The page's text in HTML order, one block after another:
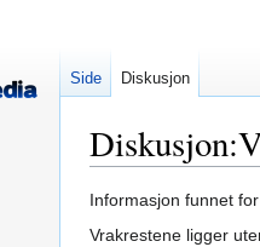
Diskusjon:
Hopp
til
Hopp
til
Informasjon funnet
Vrakrestene ligger
Side Diskusjon